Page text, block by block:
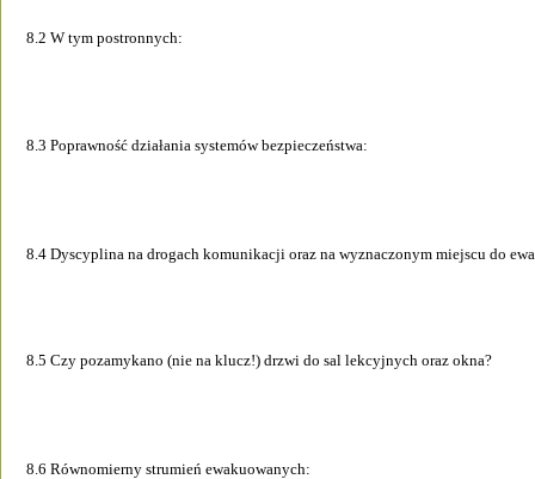
8.2 W tym postronnych:
8.3 Poprawność działania systemów bezpieczeństwa:
8.4 Dyscyplina na drogach komunikacji oraz na wyznaczonym miejscu do
8.5 Czy pozamykano (nie na klucz!) drzwi do sal lekcyjnych oraz okna?
8.6 Równomierny strumień ewakuowanych: